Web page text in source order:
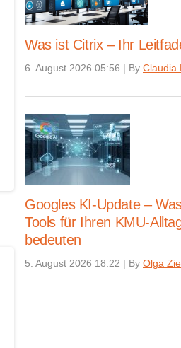
Was ist Citrix – Ihr
6. August 2026 05:56 | By Claudia
Googles KI-Update –
Tools für Ihren KMU-
bedeuten
5. August 2026 18:22 | By Olga